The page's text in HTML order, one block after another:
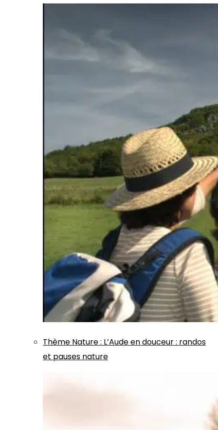
Thème Nature: L’Aude en douceur : randos
et pauses nature